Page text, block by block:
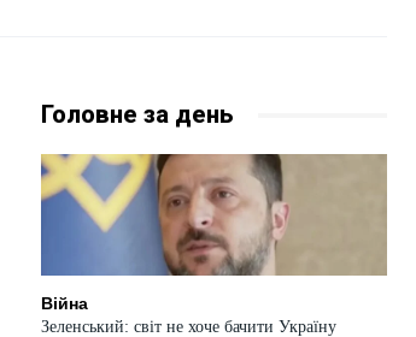
Головне за день
Війна
Зеленський: світ не хоче бачити Україну